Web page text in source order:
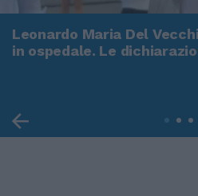
Leonardo Maria Del
in ospedale. Le